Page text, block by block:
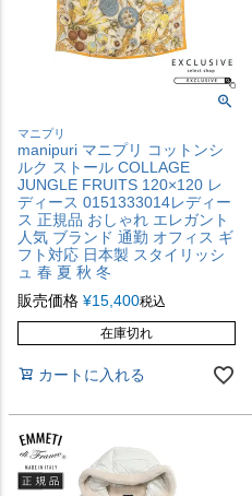
マニプリ
manipuri マニプリ コットンシ
ルク ストール COLLAGE
JUNGLE FRUITS 120×120 レ
ディース 0151333014レディー
ス 正規品 おしゃれ エレガント
人気 ブランド 通勤 オフィス ギ
フト対応 日本製 スタイリッシ
ュ 春 夏 秋 冬
販売価格 ¥15,400税込
在庫切れ
カートに入れる